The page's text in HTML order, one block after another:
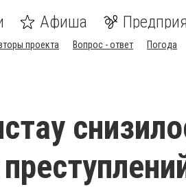
Афиша
проекта Вопрос - ответ Погода